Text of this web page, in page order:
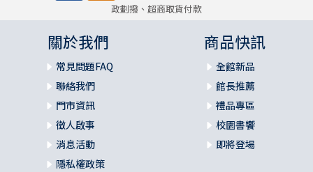
政劃撥、超商取貨付款
關於我們
常見問題FAQ
聯絡我們
門市資訊
徵人啟事
消息活動
隱私權政策
商品快訊
全館新品
館長推薦
禮品專區
校園書饗
即將登場